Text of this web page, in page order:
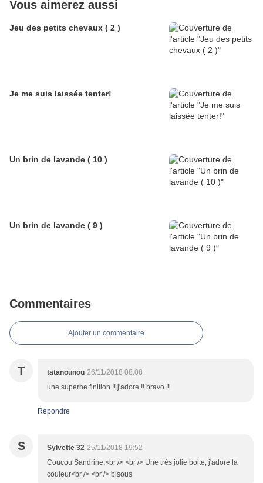
Vous aimerez aussi
Jeu des petits chevaux ( 2 )
Je me suis laissée tenter!
Un brin de lavande ( 10 )
Un brin de lavande ( 9 )
Commentaires
Ajouter un commentaire
T tatanounou 26/11/2018 08:08
une superbe finition !! j'adore !! bravo !!
Répondre
S Sylvette 32 25/11/2018 19:52
Coucou Sandrine,<br /> <br /> Une très jolie boite, j'adore la
couleur<br /> <br /> bisous